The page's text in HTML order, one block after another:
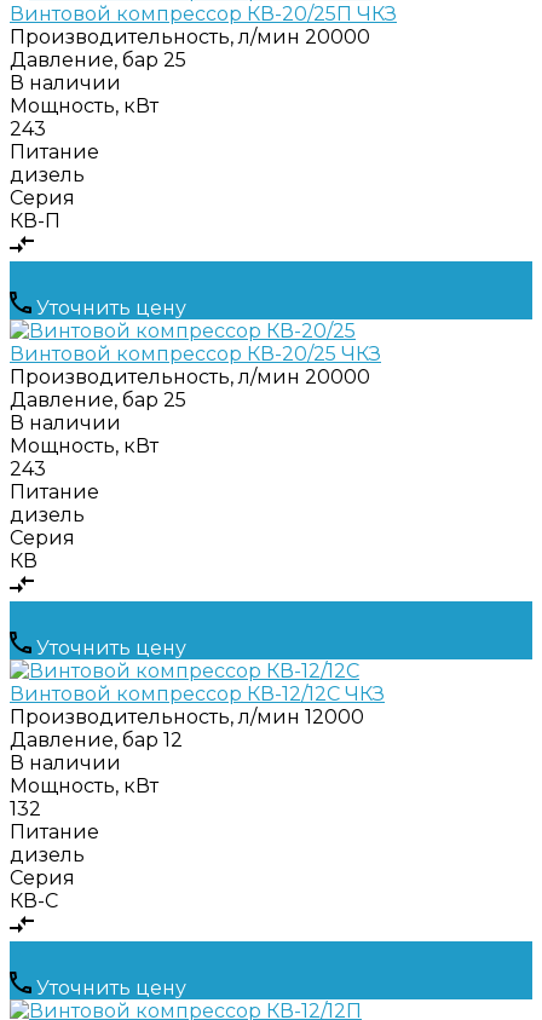
Винтовой компрессор КВ-20/25П ЧКЗ
Производительность, л/мин 20000
Давление, бар 25
В наличии
Мощность, кВт
243
Питание
дизель
Серия
КВ-П
Уточнить цену
Винтовой компрессор КВ-20/25 ЧКЗ
Производительность, л/мин 20000
Давление, бар 25
В наличии
Мощность, кВт
243
Питание
дизель
Серия
КВ
Уточнить цену
Винтовой компрессор КВ-12/12С ЧКЗ
Производительность, л/мин 12000
Давление, бар 12
В наличии
Мощность, кВт
132
Питание
дизель
Серия
КВ-С
Уточнить цену